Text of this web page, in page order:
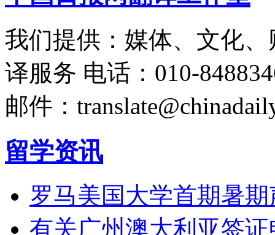
我们提供：媒体、文化
译服务 电话：010-
邮件：
留学资讯
罗马美国大学首期暑
有关广州澳大利亚签